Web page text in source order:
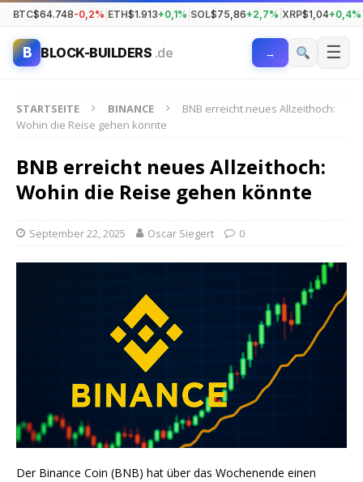
BTC$64.748-0,2% ETH$1.913+0,1% SOL$75,86+2,7% XRP$1,04+0,4%
B BLOCK-BUILDERS .de → ☰
STARTSEITE BINANCE
BNB erreicht neues Allzeithoch:
Wohin die Reise gehen könnte
BNB erreicht neues Allzeithoch:
Wohin die Reise gehen könnte
September 22, 2025 Oscar Siegert 0
Der Binance Coin (BNB) hat über das Wochenende einen